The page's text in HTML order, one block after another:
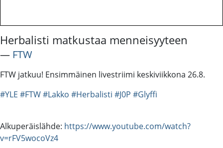
Herbalisti matkustaa menneisyyteen
― FTW
FTW jatkuu! Ensimmäinen livestriimi keskiviikkona 26.8.
#YLE #FTW#Lakko #Herbalisti #J0P #Glyffi
Alkuperäislähde: https://www.youtube.com/watch?
v=rFV5wocoVz4